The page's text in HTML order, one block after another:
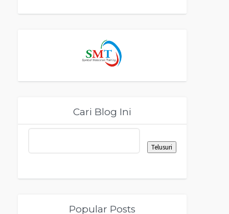
Cari Blog Ini
Popular Posts